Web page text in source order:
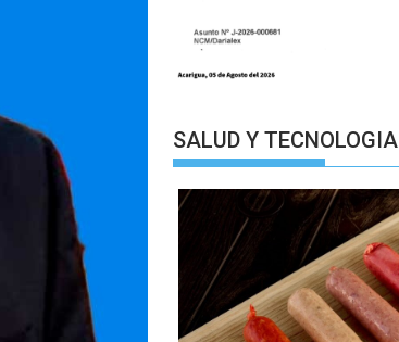
SALUD Y TECNOLOGIA